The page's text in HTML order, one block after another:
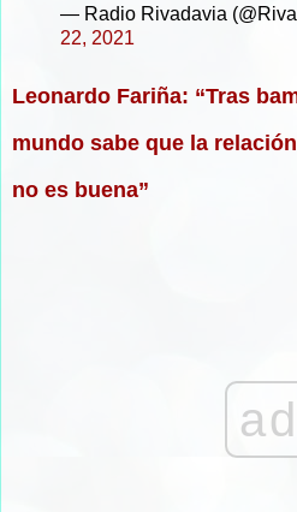
— Radio Rivadavia
22, 2021
Leonardo Fariña: “Tras
mundo sabe que la
no es buena”
ad